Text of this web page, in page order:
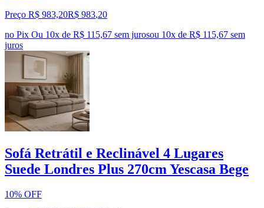
Preço R$ 983,20R$ 983,20
no Pix Ou 10x de R$ 115,67 sem jurosou 10x de R$ 115,67 sem
juros
Sofá Retrátil e Reclinável 4 Lugares
Suede Londres Plus 270cm Yescasa Bege
10% OFF